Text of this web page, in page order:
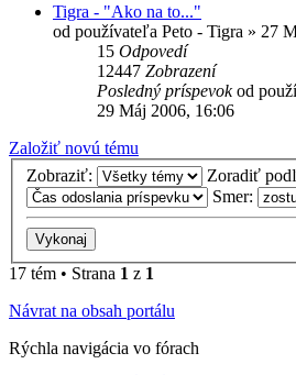
Tigra - "Ako na to..."
od používateľa Peto - Tigra » 27
15 Odpovedí
12447 Zobrazení
Posledný príspevokod
29 Máj 2006, 16:06
Založiť novú tému
Zobraziť:
Zoradiť
Smer:
17 tém • Strana 1 z 1
Návrat na obsah portálu
Rýchla navigácia vo fórach